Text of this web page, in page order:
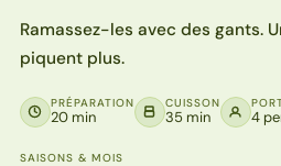
Ramassez-les avec des gants.
piquent plus.
PRÉPARATION
20 min
CUISSON
35 min 4
SAISONS & MOIS